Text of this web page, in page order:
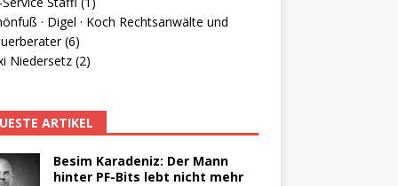
· Digel · Koch Rechtsanwälte und
(6)
Niedersetz (2)
ARTIKEL
Besim Karadeniz: Der Mann
hinter PF-Bits lebt nicht mehr